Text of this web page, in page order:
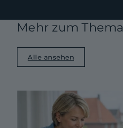
Mehr zum Thema
Alle ansehen